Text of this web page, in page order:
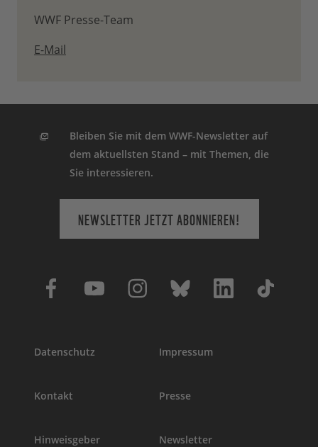
WWF Presse-Team
E-Mail
Bleiben Sie mit dem WWF-Newsletter auf
dem aktuellsten Stand – mit Themen, die
Sie interessieren.
NEWSLETTER JETZT ABONNIEREN!
Datenschutz Impressum
Kontakt Presse
Hinweisgeber Newsletter